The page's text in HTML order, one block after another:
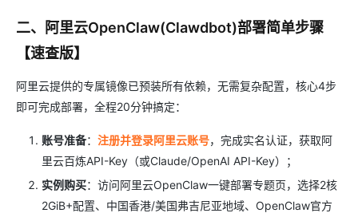
二、阿里云OpenClaw(Clawdbot)部署简单步骤
【速查版】
阿里云提供的专属镜像已预装所有依赖，无需复杂配置，核心4步
即可完成部署，全程20分钟搞定：
账号准备： 注册并登录阿里云账号，完成实名认证，获取阿
里云百炼API-Key（或Claude/OpenAI API-Key）；
实例购买：访问阿里云OpenClaw一键部署专题页，选择2核
2GiB+配置、中国香港/美国弗吉尼亚地域、OpenClaw官方